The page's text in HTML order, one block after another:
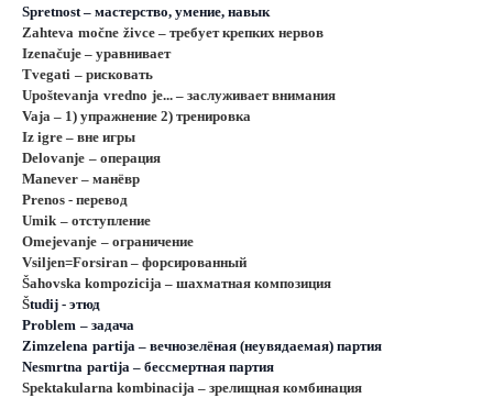
Spretnost – мастерство, умение, навык
Zahteva močne živce – требует крепких нервов
Izenačuje – уравнивает
Tvegati – рисковать
Upoštevanja vredno je... – заслуживает внимания
Vaja – 1) упражнение 2) тренировка
Iz igre – вне игры
Delovanje – операция
Manever – манёвр
Prenos - перевод
Umik – отступление
Omejevanje – ограничение
Vsiljen=Forsiran – форсированный
Šahovska kompozicija – шахматная композиция
Študij - этюд
Problem – задача
Zimzelena partija – вечнозелёная (неувядаемая) партия
Nesmrtna partija – бессмертная партия
Spektakularna kombinacija – зрелищная комбинация